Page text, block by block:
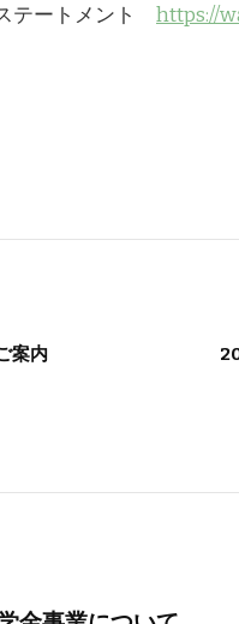
テートメント https://
案内